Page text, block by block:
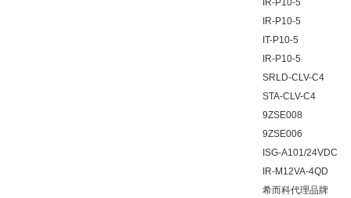
IR-P10-5
IT-P10-5
IR-P10-5
SRLD-CLV-C4
STA-CLV-C4
9ZSE008
9ZSE006
ISG-A101/24VDC
IR-M12VA-4QD
希而科代理品牌